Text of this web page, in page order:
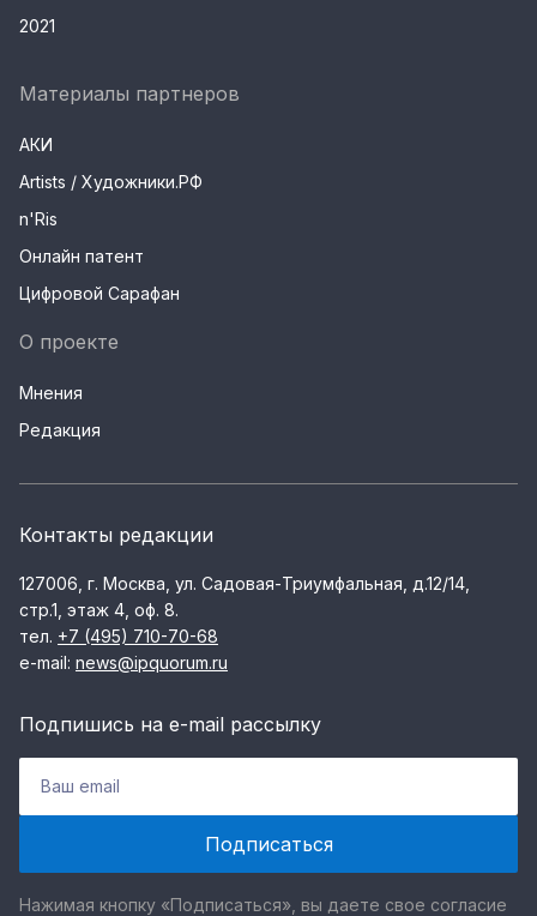
2021
Материалы партнеров
АКИ
Artists / Художники.РФ
n'Ris
Онлайн патент
Цифровой Сарафан
О проекте
Мнения
Редакция
Контакты редакции
127006, г. Москва, ул. Садовая-Триумфальная, д.12/14,
стр.1, этаж 4, оф. 8.
тел. +7 (495) 710-70-68
e-mail: news@ipquorum.ru
Подпишись на e-mail рассылку
Нажимая кнопку «Подписаться», вы даете свое согласие